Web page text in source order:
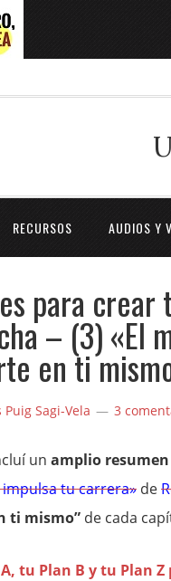
RECURSOS AUDIOS Y
para crear
– (3) «El
en ti
Puig Sagi-Vela 3
un amplio resumen
tu carrera» de
ti mismo” de cada
tu Plan B y tu Plan